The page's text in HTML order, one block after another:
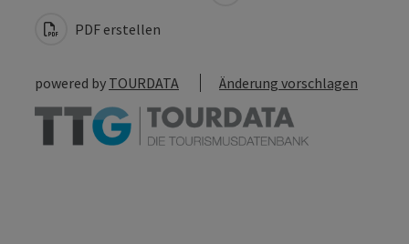
PDF erstellen
powered by TOURDATA Änderung vorschlagen